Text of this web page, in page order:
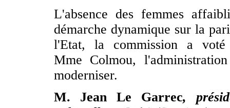
L'absence des femmes
démarche dynamique sur la
l'Etat, la commission a
Mme Colmou,
moderniser.
M. Jean Le Garrec,